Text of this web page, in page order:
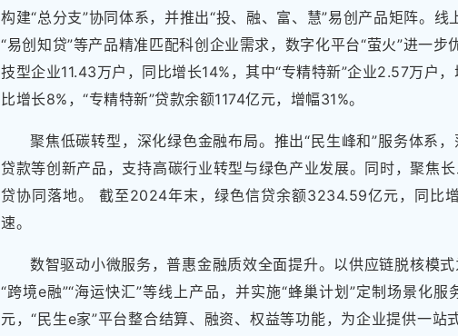
构建“总分支”协同体系，并推出“投、融、富、慧”易创产品矩阵。
“易创知贷”等产品精准匹配科创企业需求，数字化平台“萤火”进一
技型企业11.43万户，同比增长14%，其中“专精特新”企业2.57万户
比增长8%，“专精特新”贷款余额1174亿元，增幅31%。
聚焦低碳转型，深化绿色金融布局。推出“民生峰和”服务体系
贷款等创新产品，支持高碳行业转型与绿色产业发展。同时，聚焦
贷协同落地。 截至2024年末，绿色信贷余额3234.59亿元，同比
速。
数智驱动小微服务，普惠金融质效全面提升。以供应链脱核模
“跨境e融”“海运快汇”等线上产品，并实施“蜂巢计划”定制场景化
元，“民生e家”平台整合结算、融资、权益等功能，为企业提供一